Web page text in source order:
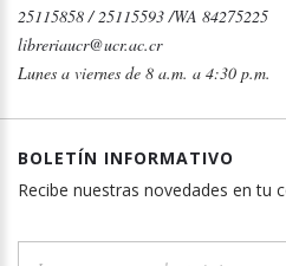
25115858 / 25115593 /WA 84275225
libreriaucr@ucr.ac.cr
Lunes a viernes de 8 a.m. a 4:30 p.m.
BOLETÍN INFORMATIVO
Recibe nuestras novedades en tu